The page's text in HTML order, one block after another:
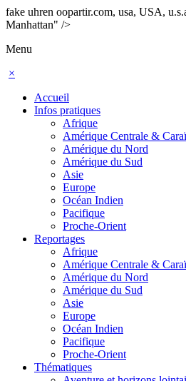
fake uhren oopartir.com, usa, USA,
Manhattan" />
Menu
×
Accueil
Infos pratiques
Afrique
Amérique Centrale &
Amérique du Nord
Amérique du Sud
Asie
Europe
Océan Indien
Pacifique
Proche-Orient
Reportages
Afrique
Amérique Centrale &
Amérique du Nord
Amérique du Sud
Asie
Europe
Océan Indien
Pacifique
Proche-Orient
Thématiques